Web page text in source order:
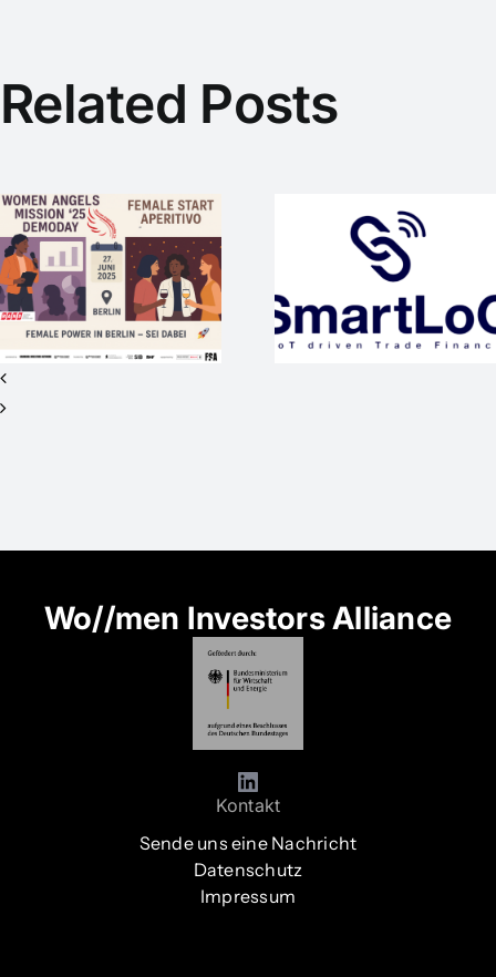
Related Posts
SmartLoC –
WEP-Startup
mit
internationaler
Vision sucht
Investor*innen
WAM25
wieder
beim
Wo//men Investors Alliance
Kontakt
Sende uns eine Nachricht
Datenschutz
Impressum